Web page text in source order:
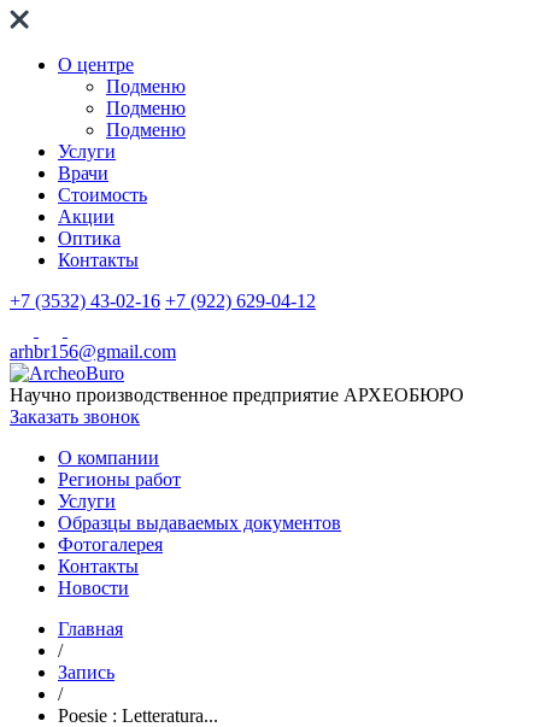
О центре
Подменю
Подменю
Подменю
Услуги
Врачи
Стоимость
Акции
Оптика
Контакты
+7 (3532) 43-02-16 +7 (922) 629-04-12
arhbr156@gmail.com
Научно производственное предприятие АРХЕОБЮРО
Заказать звонок
О компании
Регионы работ
Услуги
Образцы выдаваемых документов
Фотогалерея
Контакты
Новости
Главная
/
Запись
/
Poesie : Letteratura...